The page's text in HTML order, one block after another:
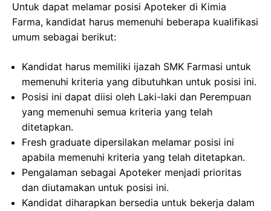
Untuk dapat melamar posisi Apoteker di Kimia
Farma, kandidat harus memenuhi beberapa kualifikasi
umum sebagai berikut:
Kandidat harus memiliki ijazah SMK Farmasi untuk
memenuhi kriteria yang dibutuhkan untuk posisi ini.
Posisi ini dapat diisi oleh Laki-laki dan Perempuan
yang memenuhi semua kriteria yang telah
ditetapkan.
Fresh graduate dipersilakan melamar posisi ini
apabila memenuhi kriteria yang telah ditetapkan.
Pengalaman sebagai Apoteker menjadi prioritas
dan diutamakan untuk posisi ini.
Kandidat diharapkan bersedia untuk bekerja dalam